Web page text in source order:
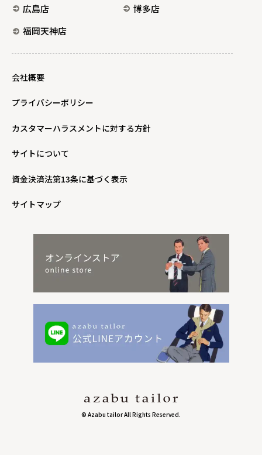
広島店
博多店
福岡天神店
会社概要
プライバシーポリシー
カスタマーハラスメントに対する方針
サイトについて
資金決済法第13条に基づく表示
サイトマップ
© Azabu tailor All Rights Reserved.